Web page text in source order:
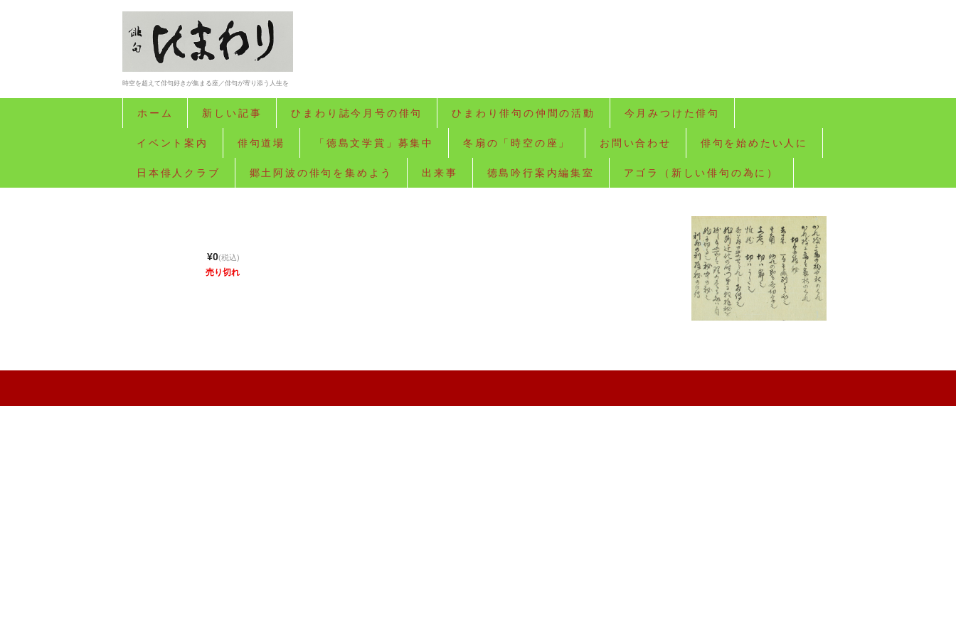
時空を超えて俳句好きが集まる座／俳句が寄り添う人生を
ホーム 新しい記事 ひまわり誌今月号の俳句 ひまわり俳句の仲間の活動 今月みつけた俳句
イベント案内 俳句道場 「徳島文学賞」募集中 冬扇の「時空の座」 お問い合わせ 俳句を始めたい人に
日本俳人クラブ 郷土阿波の俳句を集めよう 出来事 徳島吟行案内編集室 アゴラ（新しい俳句の為に）
¥0(税込)
売り切れ